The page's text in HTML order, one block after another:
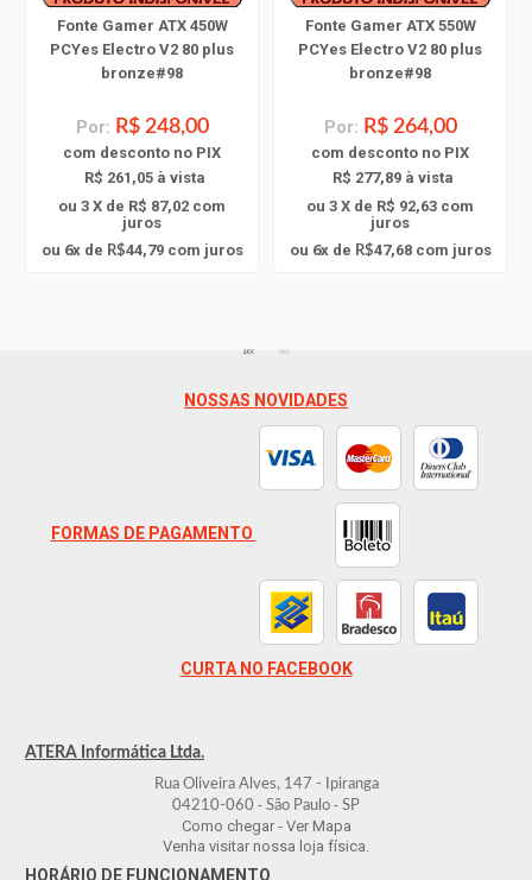
Fonte Gamer ATX 450W
PCYes Electro V2 80 plus
bronze#98
Por: R$ 248,00
com desconto no PIX
R$ 261,05 à vista
ou 3 X de R$ 87,02 com
juros
ou 6x de R$44,79com juros
Fonte Gamer ATX 550W
PCYes Electro V2 80 plus
bronze#98
Por: R$ 264,00
com desconto no PIX
R$ 277,89 à vista
ou 3 X de R$ 92,63 com
juros
ou 6x de R$47,68com juros
NOSSAS NOVIDADES
FORMAS DE PAGAMENTO
CURTA NO FACEBOOK
ATERA Informática Ltda.
Rua Oliveira Alves, 147 - Ipiranga
04210-060 - São Paulo - SP
Como chegar - Ver Mapa
Venha visitar nossa loja física.
HORÁRIO DE FUNCIONAMENTO